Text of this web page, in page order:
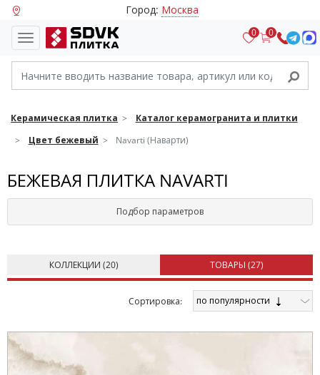
Город: Москва
0 0
Керамическая плитка
Каталог керамогранита и плитки
Цвет бежевый
Navarti (Наварти)
БЕЖЕВАЯ ПЛИТКА NAVARTI
Подбор параметров
КОЛЛЕКЦИИ (20) ТОВАРЫ (27)
Cортировка: по популярности